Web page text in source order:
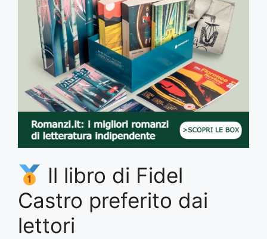
Il libro di Fidel
Castro preferito dai
lettori